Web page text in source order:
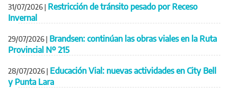
31/07/2026 | Restricción de tránsito pesado por Receso
Invernal
29/07/2026 | Brandsen: continúan las obras viales en la Ruta
Provincial Nº 215
28/07/2026 | Educación Vial: nuevas actividades en City Bell
y Punta Lara